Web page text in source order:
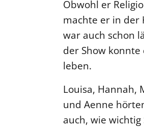
Obwohl er
machte er in der
war auch schon
der Show
leben.
Louisa, Hannah,
und Aenne
auch, wie